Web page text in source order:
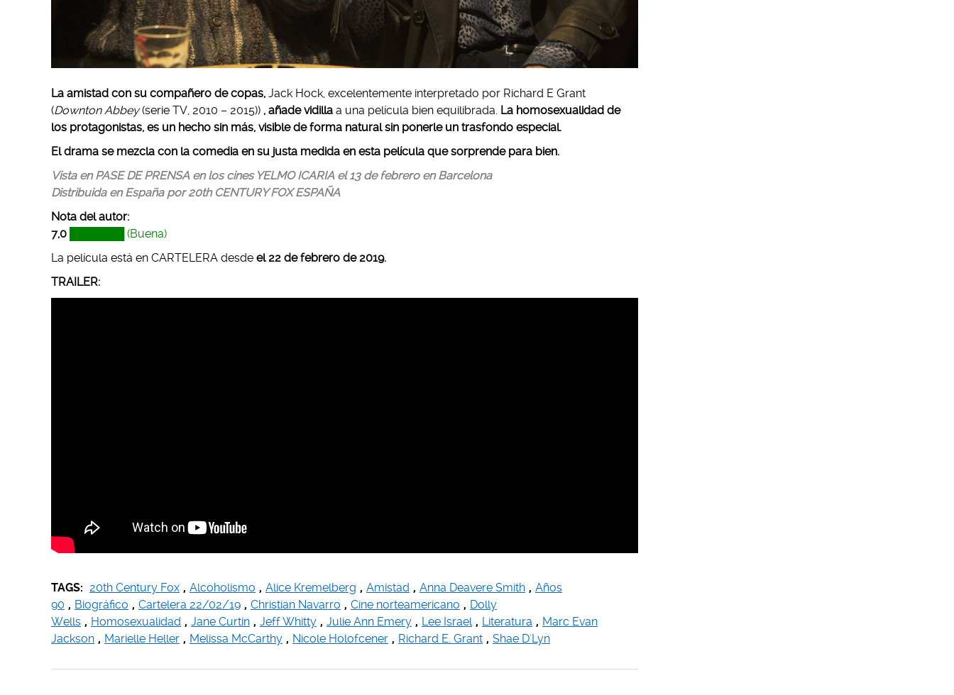
La amistad con su compañero de copas, Jack Hock, excelentemente interpretado por Richard E Grant
(Downton Abbey(serie TV, 2010 – 2015)) , añade vidilla a una película bien equilibrada. La homosexualidad de
los protagonistas, es un hecho sin más, visible de forma natural sin ponerle un trasfondo especial.
El drama se mezcla con la comedia en su justa medida en esta película que sorprende para bien.
Vista en PASE DE PRENSA en los cines YELMO ICARIA el 13 de febrero en Barcelona
Distribuida en España por 20th CENTURY FOX ESPAÑA
Nota del autor:
7,0
███████ (Buena)
La película está en CARTELERA desde el 22 de febrero de 2019.
TRAILER:
TAGS: 20th Century Fox , Alcoholismo , Alice Kremelberg , Amistad , Anna Deavere Smith , Años
90 , Biográfico , Cartelera 22/02/19 , Christian Navarro , Cine norteamericano , Dolly
Wells , Homosexualidad , Jane Curtin , Jeff Whitty , Julie Ann Emery , Lee Israel , Literatura , Marc Evan
Jackson , Marielle Heller , Melissa McCarthy , Nicole Holofcener , Richard E. Grant , Shae D'Lyn